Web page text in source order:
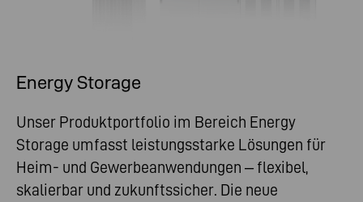
Energy Storage
Unser Produktportfolio im Bereich Energy
Storage umfasst leistungsstarke Lösungen für
Heim- und Gewerbeanwendungen – flexibel,
skalierbar und zukunftssicher. Die neue